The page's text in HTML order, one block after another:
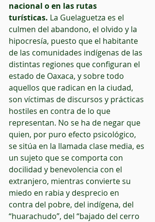
nacional o en las rutas
turísticas. La Guelaguetza es el
culmen del abandono, el olvido y la
hipocresía, puesto que el habitante
de las comunidades indígenas de las
distintas regiones que configuran el
estado de Oaxaca, y sobre todo
aquellos que radican en la ciudad,
son víctimas de discursos y prácticas
hostiles en contra de lo que
representan. No se ha de negar que
quien, por puro efecto psicológico,
se sitúa en la llamada clase media, es
un sujeto que se comporta con
docilidad y benevolencia con el
extranjero, mientras convierte su
miedo en rabia y desprecio en
contra del pobre, del indígena, del
“huarachudo”, del “bajado del cerro